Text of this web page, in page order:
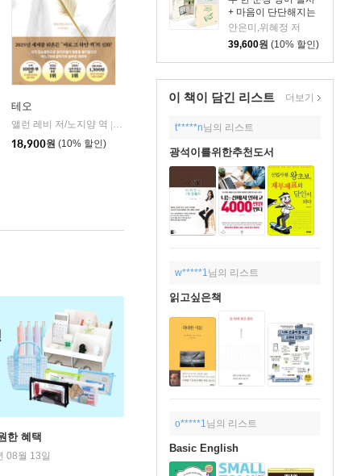
+ 마음이 단단해지는
하루 한 문장 일본어
필사 세트
안은미,위혜정 저
39,600원 (10% 할인)
이 책이 담긴 리스트 더보기
t*****n님의 리스트
광석이를위한추천도서
w*****1님의 리스트
읽고싶은책
o*****1님의 리스트
Basic English
테오
앨런 레비 저/노지양 역
오팬하우스
18,900원 (10% 할인)
한 혜택
08월 13일